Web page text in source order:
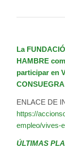
La
HAMBRE
participar en
ENLACE DE
https://
empleo/vives-
ÚLTIMAS